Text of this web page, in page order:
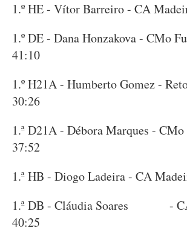
1.º HE - Vítor Barreiro - CA
1.º DE - Dana Honzakova - CMo
41:10
1.º H21A - Humberto Gomez -
30:26
1.ª D21A - Débora Marques -
37:52
1.ª HB - Diogo Ladeira - CA
1.ª DB - Cláudia Soares -
40:25